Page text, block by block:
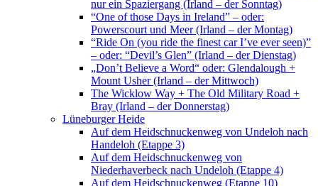
nur ein Spaziergang (Irland – der Sonntag)
“One of those Days in Ireland” – oder:
Powerscourt und Meer (Irland – der Montag)
“Ride On (you ride the finest car I’ve ever seen)”
– oder: “Devil’s Glen” (Irland – der Dienstag)
„Don’t Believe a Word“ oder: Glendalough +
Mount Usher (Irland – der Mittwoch)
The Wicklow Way + The Old Military Road +
Bray (Irland – der Donnerstag)
Lüneburger Heide
Auf dem Heidschnuckenweg von Undeloh nach
Handeloh (Etappe 3)
Auf dem Heidschnuckenweg von
Niederhaverbeck nach Undeloh (Etappe 4)
Auf dem Heidschnuckenweg (Etappe 10)